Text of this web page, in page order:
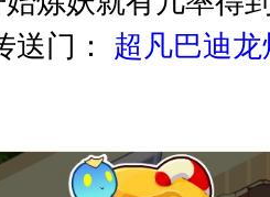
门： 超凡巴迪